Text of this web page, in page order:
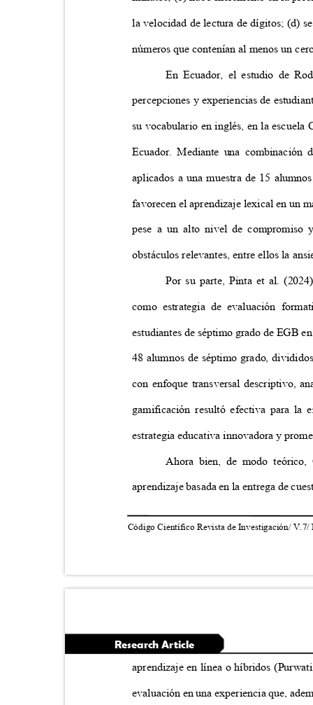
la velocidad de lectura de dígitos; (d)
números que contenían al menos un
En Ecuador, el estudio de
percepciones y experiencias de
su vocabulario en inglés, en la
Ecuador. Mediante una
aplicados a una muestra de 15
favorecen el aprendizaje lexical en un
pese a un alto nivel de compromiso
obstáculos relevantes, entre ellos la
Por su parte, Pinta et al.
como estrategia de evaluación
estudiantes de séptimo grado de EGB
48 alumnos de séptimo grado,
con enfoque transversal descriptivo,
gamificación resultó efectiva para la
estrategia educativa innovadora y
Ahora bien, de modo
aprendizaje basada en la entrega de
Código Científico Revista de Investigación/
Research Article
aprendizaje en línea o híbridos
evaluación en una experiencia que,